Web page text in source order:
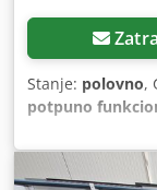
Stanje: polovno,
potpuno